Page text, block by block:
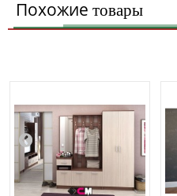
Похожие товары